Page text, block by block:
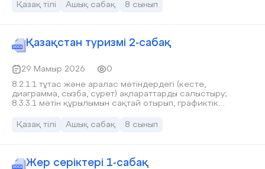
Қазақ тілі Ашық сабақ 8 сынып
Қазақстан туризмі 2-сабақ
29 Мамыр 2026
0
8.2.1.1 тұтас және аралас мәтіндердегі (кесте,
диаграмма, сызба, сурет) ақпараттарды салыстыру;
8.3.3.1 мәтін құрылымын сақтай отырып, графиктік
тұстарын анықтап жазу.
Қазақ тілі Ашық сабақ 8 сынып
Жер серіктері 1-сабақ